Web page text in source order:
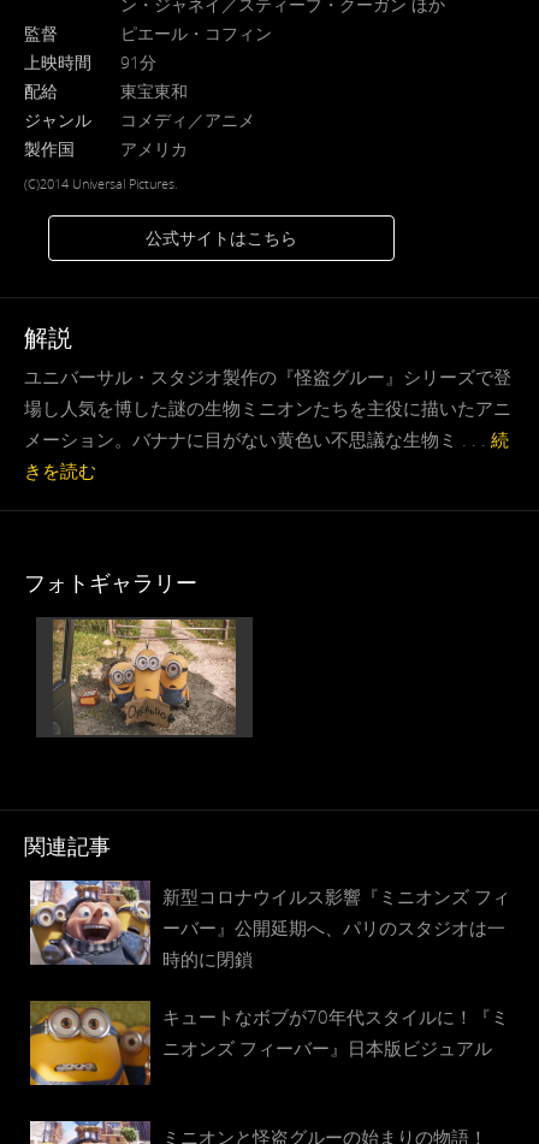
監督
ピエール・コフィン
上映時間
91分
配給
東宝東和
ジャンル
コメディ／アニメ
製作国
アメリカ
(C)2014 Universal Pictures.
公式サイトはこちら
解説
ユニバーサル・スタジオ製作の『怪盗グルー』シリーズで登
場し人気を博した謎の生物ミニオンたちを主役に描いたアニ
メーション。バナナに目がない黄色い不思議な生物ミ . . . 続
きを読む
フォトギャラリー
関連記事
新型コロナウイルス影響『ミニオンズ フィ
ーバー』公開延期へ、パリのスタジオは一
時的に閉鎖
キュートなボブが70年代スタイルに！『ミ
ニオンズ フィーバー』日本版ビジュアル
ミニオンと怪盗グルーの始まりの物語！